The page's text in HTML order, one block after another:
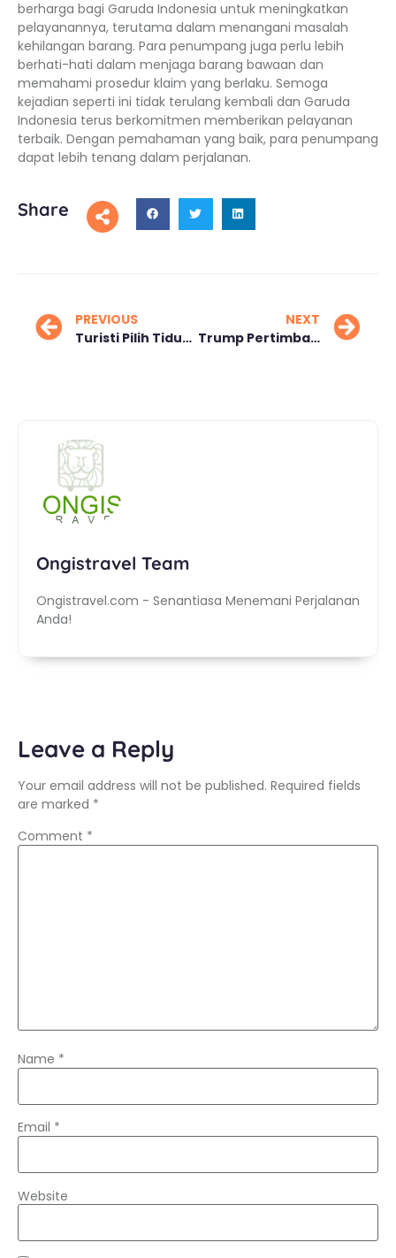
berharga bagi Garuda Indonesia untuk meningkatkan
pelayanannya, terutama dalam menangani masalah
kehilangan barang. Para penumpang juga perlu lebih
berhati-hati dalam menjaga barang bawaan dan
memahami prosedur klaim yang berlaku. Semoga
kejadian seperti ini tidak terulang kembali dan Garuda
Indonesia terus berkomitmen memberikan pelayanan
terbaik. Dengan pemahaman yang baik, para penumpang
dapat lebih tenang dalam perjalanan.
Share
PREVIOUS
Turisti Pilih Tidur Nyaman, Tren Sleep Tourism Meroket!
NEXT
Trump Pertimbangkan Biaya Visa Turis Rp 16 Juta
Ongistravel Team
Ongistravel.com - Senantiasa Menemani Perjalanan
Anda!
Leave a Reply
Your email address will not be published. Required fields
are marked *
Comment *
Name *
Email *
Website